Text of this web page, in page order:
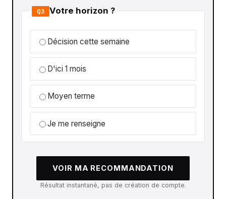
Q3 Votre horizon ?
Décision cette semaine
D'ici 1 mois
Moyen terme
Je me renseigne
VOIR MA RECOMMANDATION
Résultat instantané, pas de création de compte.